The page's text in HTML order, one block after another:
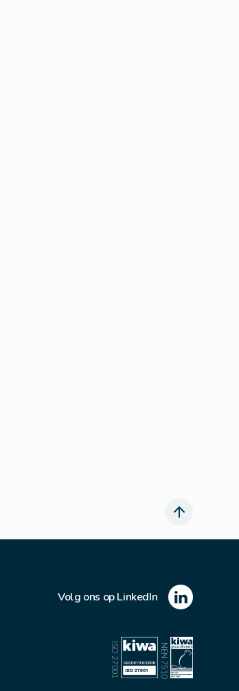
Volg ons op LinkedIn
ISO 27001 NEN 7510